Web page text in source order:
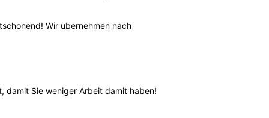
Wir übernehmen nach
damit Sie weniger Arbeit damit haben!